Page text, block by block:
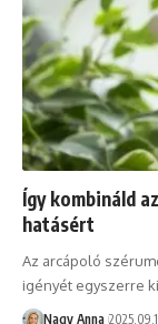
Így kombináld
hatásért
Az arcápoló
igényét egyszerre
Nagy Anna